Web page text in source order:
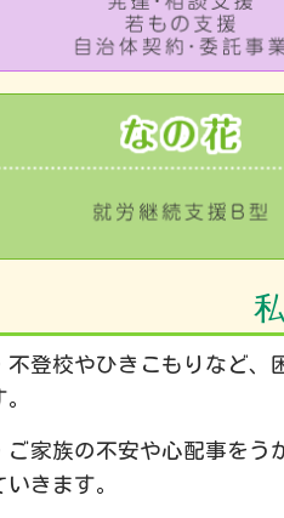
不登校やひきこもりなど
。
ご家族の不安や心配事を
いきます。
AM